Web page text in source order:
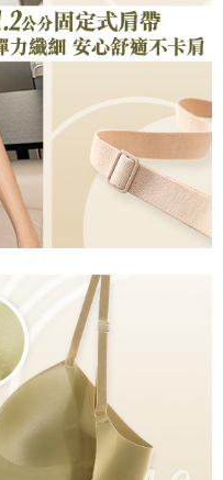
AFTEE先享後付」服務完成之交
，並將交易相關給付款項請求債
：
或監護人之同意方可使用
起之損失，本公司不負相關責
別帳號之用戶狀況，依本公司即
足之情形，本公司將視審查結果
使用額度並採取法律行動。
運費